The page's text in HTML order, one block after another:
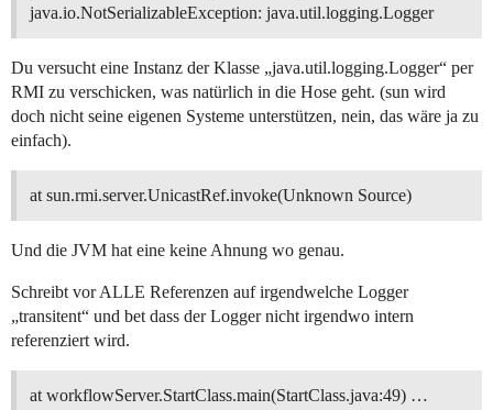
java.io.NotSerializableException: java.util.logging.Logger
Du versucht eine Instanz der Klasse „java.util.logging.Logger“ per
RMI zu verschicken, was natürlich in die Hose geht. (sun wird
doch nicht seine eigenen Systeme unterstützen, nein, das wäre ja zu
einfach).
at sun.rmi.server.UnicastRef.invoke(Unknown Source)
Und die JVM hat eine keine Ahnung wo genau.
Schreibt vor ALLE Referenzen auf irgendwelche Logger
„transitent“ und bet dass der Logger nicht irgendwo intern
referenziert wird.
at workflowServer.StartClass.main(StartClass.java:49) …